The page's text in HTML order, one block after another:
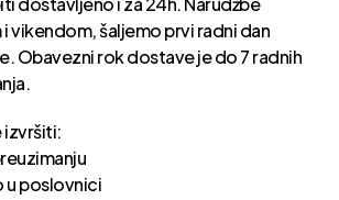
vikendom, šaljemo prvi radni dan
Obavezni rok dostave je do 7 radnih
izvršiti:
u poslovnici